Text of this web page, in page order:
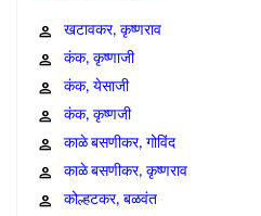
खटावकर, कृष्णराव
कंक, कृष्णाजी
कंक, येसाजी
कंक, कृष्णजी
काळे बसणीकर, गोविंद
काळे बसणीकर, कृष्णराव
कोल्हटकर, बळवंत